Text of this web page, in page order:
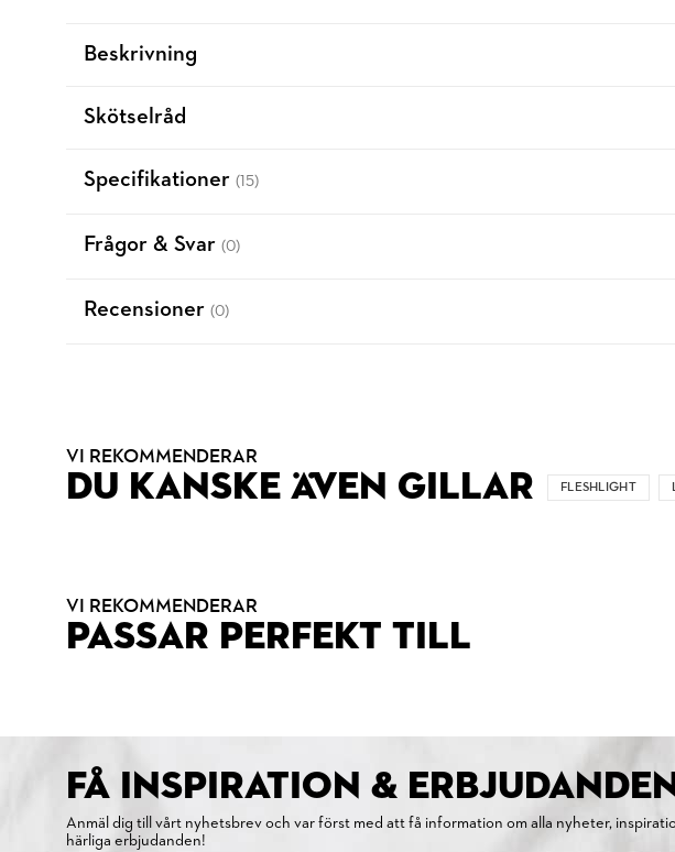
Beskrivning
Skötselråd
Specifikationer (15)
Frågor & Svar (0)
Recensioner (0)
VI REKOMMENDERAR
DU KANSKE ÄVEN GILLAR FLESHLIGHT
VI REKOMMENDERAR
PASSAR PERFEKT TILL
FÅ INSPIRATION &
Anmäl dig till vårt nyhetsbrev och var först med att få information om alla nyheter,
härliga erbjudanden!